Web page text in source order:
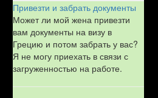
Привезти и забрать документы
Может ли мой жена привезти
вам документы на визу в
Грецию и потом забрать у вас?
Я не могу приехать в связи с
загруженностью на работе.